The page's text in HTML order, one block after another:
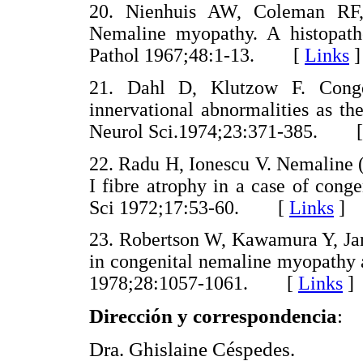
20. Nienhuis AW, Coleman
Nemaline myopathy. A
Pathol 1967;48:1-13. [ Links ]
21. Dahl D, Klutzow F.
innervational abnormalities as
Neurol Sci.1974;23:371-385.
22. Radu H, Ionescu V.
I fibre atrophy in a case of
Sci 1972;17:53-60. [ Links ]
23. Robertson W, Kawamura Y,
in congenital nemaline myopathy
1978;28:1057-1061. [ Links ]
Dirección y correspondencia:
Dra. Ghislaine Céspedes.